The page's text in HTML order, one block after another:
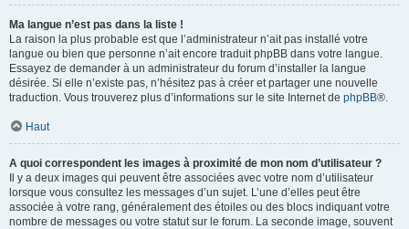
Ma langue n’est pas dans la liste !
La raison la plus probable est que l’administrateur n’ait pas installé votre
langue ou bien que personne n’ait encore traduit phpBB dans votre langue.
Essayez de demander à un administrateur du forum d’installer la langue
désirée. Si elle n’existe pas, n’hésitez pas à créer et partager une nouvelle
traduction. Vous trouverez plus d’informations sur le site Internet de phpBB®.
Haut
A quoi correspondent les images à proximité de mon nom d’utilisateur ?
Il y a deux images qui peuvent être associées avec votre nom d’utilisateur
lorsque vous consultez les messages d’un sujet. L’une d’elles peut être
associée à votre rang, généralement des étoiles ou des blocs indiquant votre
nombre de messages ou votre statut sur le forum. La seconde image, souvent